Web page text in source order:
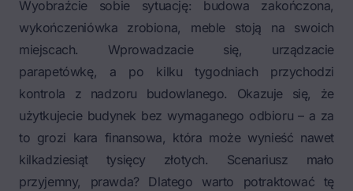
Wyobraźcie sobie sytuację: budowa zakończona,
wykończeniówka zrobiona, meble stoją na swoich
miejscach. Wprowadzacie się, urządzacie
parapetówkę, a po kilku tygodniach przychodzi
kontrola z nadzoru budowlanego. Okazuje się, że
użytkujecie budynek bez wymaganego odbioru – a za
to grozi kara finansowa, która może wynieść nawet
kilkadziesiąt tysięcy złotych. Scenariusz mało
przyjemny, prawda? Dlatego warto potraktować tę